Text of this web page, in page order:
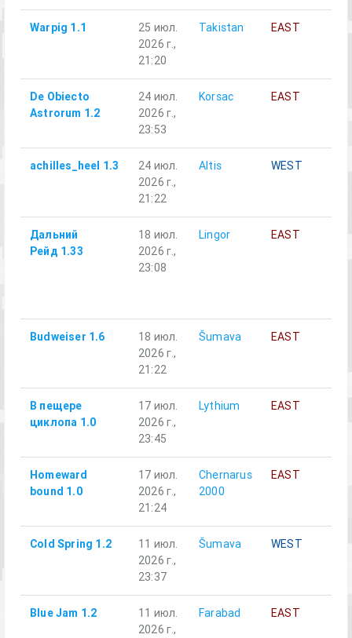
Warpig 1.1
25 июл.
2026 г.,
21:20
Takistan EAST
De Obiecto
Astrorum 1.2
24 июл.
2026 г.,
23:53
Korsac EAST
achilles_heel 1.3
24 июл.
2026 г.,
21:22
Altis WEST
Дальний
Рейд 1.33
18 июл.
2026 г.,
23:08
Lingor EAST
Budweiser 1.6
18 июл.
2026 г.,
21:22
Šumava EAST
В пещере
циклопа 1.0
17 июл.
2026 г.,
23:45
Lythium EAST
Homeward
bound 1.0
17 июл.
2026 г.,
21:24
Chernarus
2000
EAST
Cold Spring 1.2
11 июл.
2026 г.,
23:37
Šumava WEST
Blue Jam 1.2
11 июл.
2026 г.,
Farabad EAST